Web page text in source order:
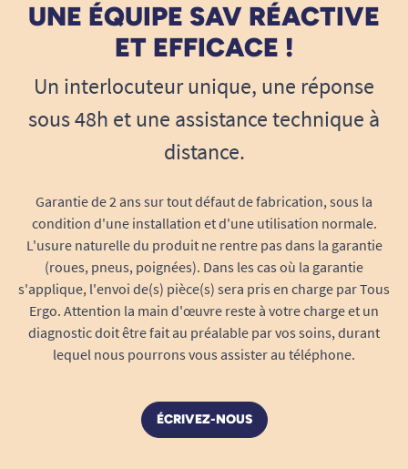
UNE ÉQUIPE SAV RÉACTIVE
ET EFFICACE !
Un interlocuteur unique, une réponse
sous 48h et une assistance technique à
distance.
Garantie de 2 ans sur tout défaut de fabrication, sous la
condition d'une installation et d'une utilisation normale.
L'usure naturelle du produit ne rentre pas dans la garantie
(roues, pneus, poignées). Dans les cas où la garantie
s'applique, l'envoi de(s) pièce(s) sera pris en charge par Tous
Ergo. Attention la main d'œuvre reste à votre charge et un
diagnostic doit être fait au préalable par vos soins, durant
lequel nous pourrons vous assister au téléphone.
ÉCRIVEZ-NOUS